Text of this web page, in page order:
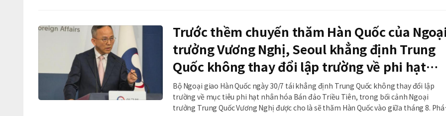
Trước thềm chuyến thăm Hàn Quốc của
trưởng Vương Nghị, Seoul khẳng định Trung
Quốc không thay đổi lập trường về phi hạt
nhân hóa bán đảo Triều Tiên
Bộ Ngoại giao Hàn Quốc ngày 30/7 tái khẳng định Trung Quốc không thay đổi lập
trường về mục tiêu phi hạt nhân hóa Bán đảo Triều Tiên, trong bối cảnh Ngoại
trưởng Trung Quốc Vương Nghị được cho là sẽ thăm Hàn Quốc vào giữa tháng 8. Phát